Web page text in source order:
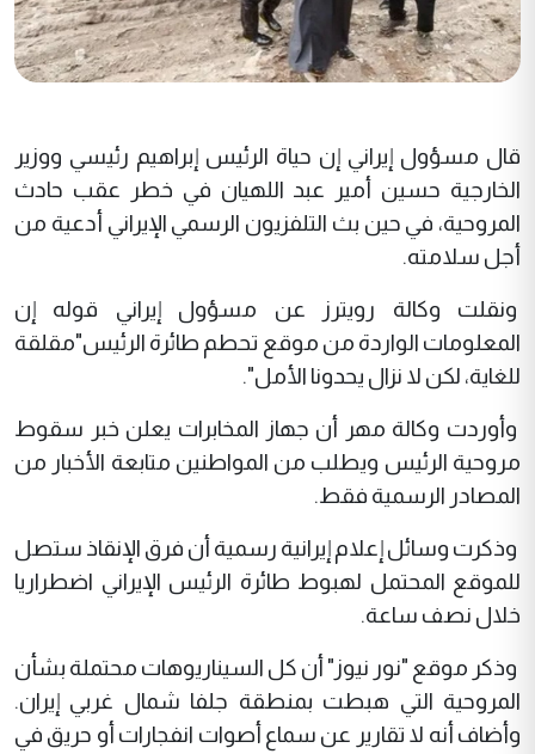
قال مسؤول إيراني إن حياة الرئيس إبراهيم رئيسي ووزير
الخارجية حسين أمير عبد اللهيان في خطر عقب حادث
المروحية، في حين بث التلفزيون الرسمي الإيراني أدعية من
أجل سلامته.
ونقلت وكالة رويترز عن مسؤول إيراني قوله إن
المعلومات الواردة من موقع تحطم طائرة الرئيس"مقلقة
للغاية، لكن لا نزال يحدونا الأمل".
وأوردت وكالة مهر أن جهاز المخابرات يعلن خبر سقوط
مروحية الرئيس ويطلب من المواطنين متابعة الأخبار من
المصادر الرسمية فقط.
وذكرت وسائل إعلام إيرانية رسمية أن فرق الإنقاذ ستصل
للموقع المحتمل لهبوط طائرة الرئيس الإيراني اضطراريا
خلال نصف ساعة.
وذكر موقع "نور نيوز" أن كل السيناريوهات محتملة بشأن
المروحية التي هبطت بمنطقة جلفا شمال غربي إيران.
وأضاف أنه لا تقارير عن سماع أصوات انفجارات أو حريق في